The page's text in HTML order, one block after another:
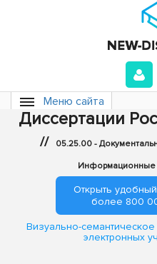
Меню сайта
Диссертации
// 05.25.00 -
Информационные
Открыть
более 800
Визуально-
электронных